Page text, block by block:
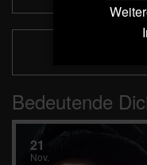
Bedeutende
21
Nov.